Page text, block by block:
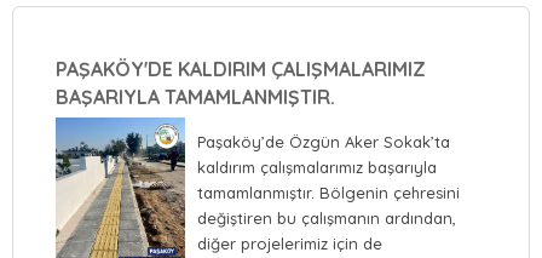
PAŞAKÖY'DE KALDIRIM ÇALIŞMALARIMIZ
BAŞARIYLA TAMAMLANMIŞTIR.
Paşaköy’de Özgün Aker Sokak’ta
kaldırım çalışmalarımız başarıyla
tamamlanmıştır. Bölgenin çehresini
değiştiren bu çalışmanın ardından,
diğer projelerimiz için de